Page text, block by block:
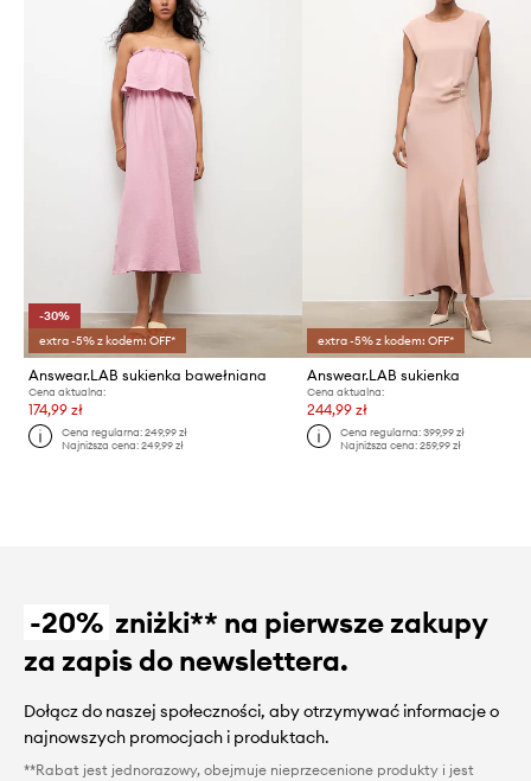
-30%
extra -5% z kodem: OFF*
Answear.LAB sukienka bawełniana
Cena aktualna:
174,99 zł
Cena regularna:249,99 zł
Najniższa cena:249,99 zł
extra -5% z kodem: OFF*
Answear.LAB sukienka
Cena aktualna:
244,99 zł
Cena regularna: 399,99 zł
Najniższa cena: 259,99 zł
-20% zniżki** na pierwsze zakupy
za zapis do newslettera.
Dołącz do naszej społeczności, aby otrzymywać informacje o
najnowszych promocjach i produktach.
**Rabat jest jednorazowy, obejmuje nieprzecenione produkty i jest